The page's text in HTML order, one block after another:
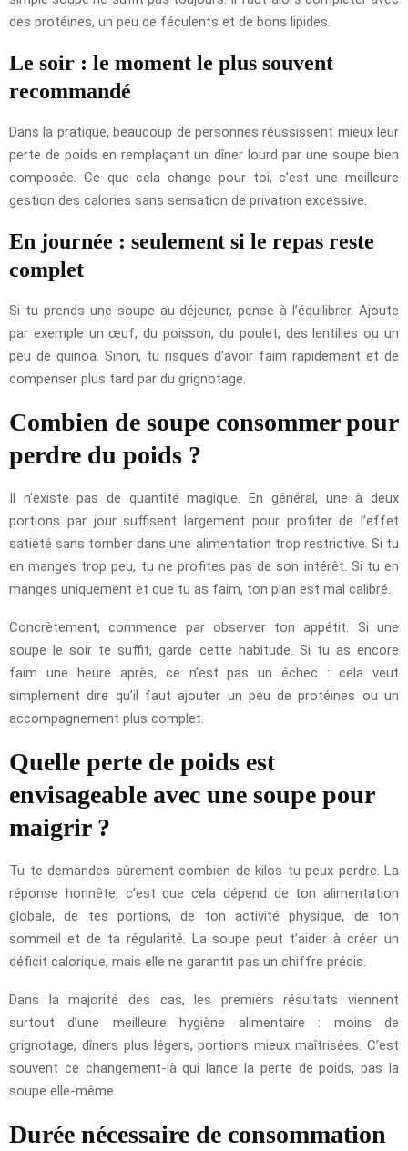
des protéines, un peu de féculents et de bons lipides.
Le soir : le moment le plus souvent
recommandé
Dans la pratique, beaucoup de personnes réussissent mieux leur
perte de poids en remplaçant un dîner lourd par une soupe bien
composée. Ce que cela change pour toi, c’est une meilleure
gestion des calories sans sensation de privation excessive.
En journée : seulement si le repas reste
complet
Si tu prends une soupe au déjeuner, pense à l’équilibrer. Ajoute
par exemple un œuf, du poisson, du poulet, des lentilles ou un
peu de quinoa. Sinon, tu risques d’avoir faim rapidement et de
compenser plus tard par du grignotage.
Combien de soupe consommer pour
perdre du poids ?
Il n’existe pas de quantité magique. En général, une à deux
portions par jour suffisent largement pour profiter de l’effet
satiété sans tomber dans une alimentation trop restrictive. Si tu
en manges trop peu, tu ne profites pas de son intérêt. Si tu en
manges uniquement et que tu as faim, ton plan est mal calibré.
Concrètement, commence par observer ton appétit. Si une
soupe le soir te suffit, garde cette habitude. Si tu as encore
faim une heure après, ce n’est pas un échec : cela veut
simplement dire qu’il faut ajouter un peu de protéines ou un
accompagnement plus complet.
Quelle perte de poids est
envisageable avec une soupe pour
maigrir ?
Tu te demandes sûrement combien de kilos tu peux perdre. La
réponse honnête, c’est que cela dépend de ton alimentation
globale, de tes portions, de ton activité physique, de ton
sommeil et de ta régularité. La soupe peut t’aider à créer un
déficit calorique, mais elle ne garantit pas un chiffre précis.
Dans la majorité des cas, les premiers résultats viennent
surtout d’une meilleure hygiène alimentaire : moins de
grignotage, dîners plus légers, portions mieux maîtrisées. C’est
souvent ce changement-là qui lance la perte de poids, pas la
soupe elle-même.
Durée nécessaire de consommation